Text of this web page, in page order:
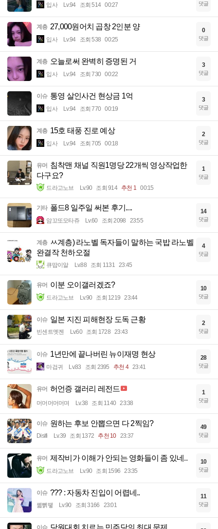
입사 Lv.94 조회 514 00:27 댓글
계층 27,000원어치 곱창 2인분 양
입사 Lv.94 조회 538 00:25
0
댓글
계층 오늘로써 완벽히 증명된 거
입사 Lv.94 조회 730 00:22
3
댓글
이슈 통영 살인사건 현상금 1억
입사 Lv.94 조회 770 00:19
3
댓글
계층 15호 태풍 진로 예상
입사 Lv.94 조회 705 00:18
2
댓글
유머 침착맨 채널 직원1명당 22개씩 영상작업한
다구요?
드라고노브 Lv.90 조회 914 추천 1 00:15
1
댓글
기타 폴드8 일주일 써본 후기....
암꼬또모타쥬 Lv.60 조회 2098 23:55
14
댓글
계층 ㅆ계층) 라노벨 독자들이 말하는 국밥 라노벨
완결작 천하오절
큐땁이알 Lv.88 조회 1131 23:45
4
댓글
유머 이분 오이갤러겠죠?
드라고노브 Lv.90 조회 1219 23:44
10
댓글
이슈 일본 지진 피해현장 도독 근황
빈센트멧젠 Lv.60 조회 1728 23:43
2
댓글
이슈 1년만에 끝나버린 뉴이재명 현상
마검귀 Lv.83 조회 2395 추천 4 23:41
28
댓글
유머 허언증 갤러리 레전드
머머머머머며 Lv.38 조회 1140 23:38
1
댓글
이슈 원하는 후보 안뽑으면 다 2찍임?
Disifi Lv.39 조회 1372 추천 10 23:37
49
댓글
유머 제작비가 이해가 안되는 영화들이 좀 있네..
드라고노브 Lv.90 조회 1596 23:35
10
댓글
이슈 ??? : 자동차 진입이 어렵네..
꿻뻵뗗 Lv.90 조회 3166 23:01
11
댓글
이슈 당원대회 치르는 민주당의 최대 문제